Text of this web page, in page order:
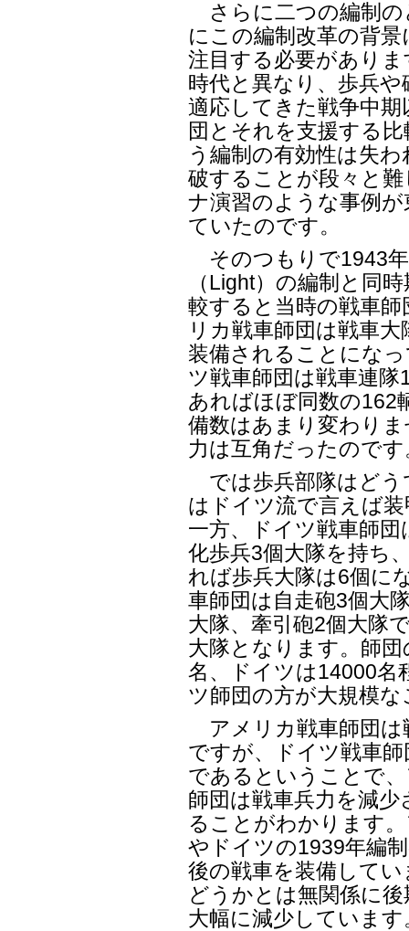
さらに二つの編制の
にこの編制改革の背
注目する必要があり
時代と異なり、歩兵
適応してきた戦争中
団とそれを支援する
う編制の有効性は失
破することが段々と
ナ演習のような事例
ていたのです。
そのつもりで1943
（Light）の編制と同
較すると当時の戦車
リカ戦車師団は戦車
装備されることにな
ツ戦車師団は戦車連
あればほぼ同数の162
備数はあまり変わり
力は互角だったのです
では歩兵部隊はどう
はドイツ流で言えば
一方、ドイツ戦車師
化歩兵3個大隊を持ち
れば歩兵大隊は6個に
車師団は自走砲3個大
大隊、牽引砲2個大隊
大隊となります。師
名、ドイツは14000名
ツ師団の方が大規模
アメリカ戦車師団
ですが、ドイツ戦車
であるということで
師団は戦車兵力を減
ることがわかります
やドイツの1939年編
後の戦車を装備して
どうかとは無関係に
大幅に減少しています